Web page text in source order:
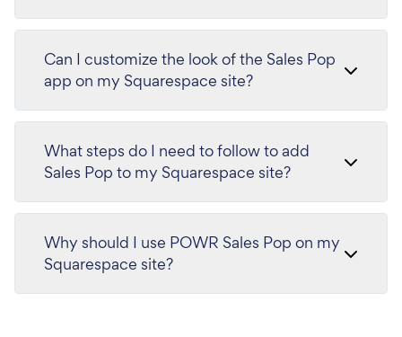
Can I customize the look of the Sales Pop
app on my Squarespace site?
What steps do I need to follow to add
Sales Pop to my Squarespace site?
Why should I use POWR Sales Pop on my
Squarespace site?